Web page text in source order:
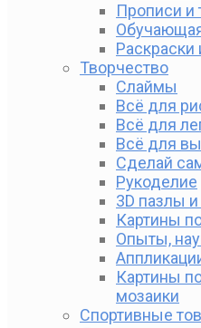
Прописи и
Раскраски
Творчество
Слаймы
Всё для
Всё для
Всё для
Сделай
Рукоделие
3D пазлы
Картины
Опыты,
Картины
мозаики
Спортивные